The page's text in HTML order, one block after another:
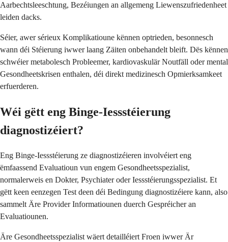
Aarbechtsleeschtung, Bezéiungen an allgemeng Liewenszufriedenheet
leiden dacks.
Séier, awer sérieux Komplikatioune kënnen optrieden, besonnesch
wann déi Stéierung iwwer laang Zäiten onbehandelt bleift. Dës kënnen
schwéier metabolesch Probleemer, kardiovaskulär Noutfäll oder mental
Gesondheetskrisen enthalen, déi direkt medizinesch Opmierksamkeet
erfuerderen.
Wéi gëtt eng Binge-Iessstéierung
diagnostizéiert?
Eng Binge-Iessstéierung ze diagnostizéieren involvéiert eng
ëmfaassend Evaluatioun vun engem Gesondheetsspezialist,
normalerweis en Dokter, Psychiater oder Iessstéierungsspezialist. Et
gëtt keen eenzegen Test deen déi Bedingung diagnostizéiere kann, also
sammelt Äre Provider Informatiounen duerch Gespréicher an
Evaluatiounen.
Äre Gesondheetsspezialist wäert detailléiert Froen iwwer Är